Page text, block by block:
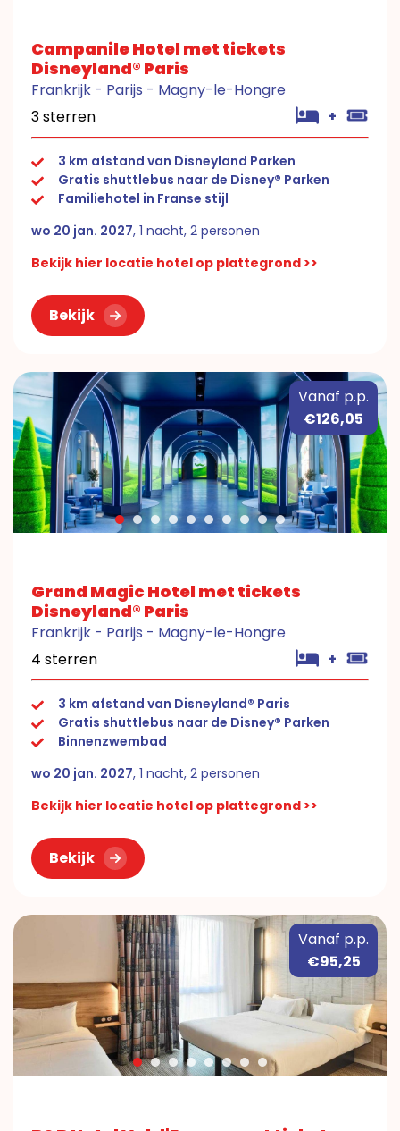
Campanile Hotel met tickets
Disneyland® Paris
Frankrijk - Parijs - Magny-le-Hongre
3 sterren
+
3 km afstand van Disneyland Parken
Gratis shuttlebus naar de Disney® Parken
Familiehotel in Franse stijl
wo 20 jan. 2027, 1 nacht, 2 personen
Bekijk hier locatie hotel op plattegrond >>
Bekijk
Vanaf p.p.
€126,05
Grand Magic Hotel met tickets
Disneyland® Paris
Frankrijk - Parijs - Magny-le-Hongre
4 sterren
+
3 km afstand van Disneyland® Paris
Gratis shuttlebus naar de Disney® Parken
Binnenzwembad
wo 20 jan. 2027, 1 nacht, 2 personen
Bekijk hier locatie hotel op plattegrond >>
Bekijk
Vanaf p.p.
€95,25